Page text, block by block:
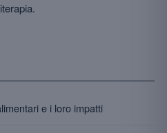
e i loro impatti